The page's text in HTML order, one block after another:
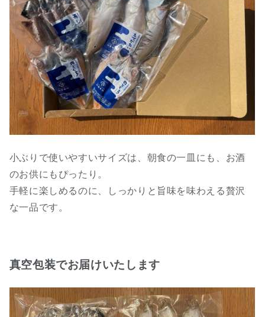
小ぶりで使いやすいサイズは、朝食の一皿にも、お酒
のお供にもぴったり。
手軽に楽しめるのに、しっかりと旨味を味わえる贅沢
な一品です。
真空包装でお届けいたします